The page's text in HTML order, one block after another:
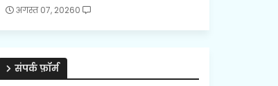
अगस्त 07, 20260
संपर्क फ़ॉर्म